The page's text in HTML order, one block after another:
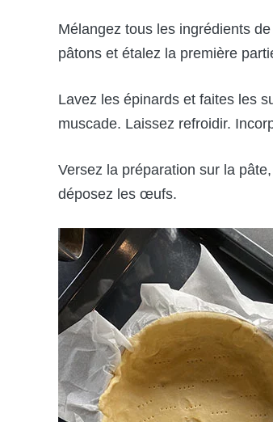
Mélangez tous les ingrédients
pâtons et étalez la première
Lavez les épinards et faites les
muscade. Laissez refroidir.
Versez la préparation sur la
déposez les œufs.